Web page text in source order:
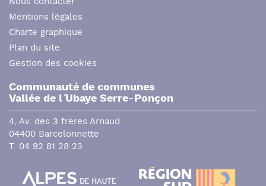
Nous contacter
Mentions légales
Charte graphique
Plan du site
Gestion des cookies
Communauté de communes
Vallée de l´ Ubaye Serre-Ponçon
4, Av. des 3 frères Arnaud
04400 Barcelonnette
T. 04 92 81 28 23